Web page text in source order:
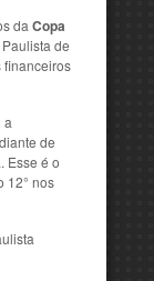
daCopa
de
financeiros
a
de
Esse é o
12° nos